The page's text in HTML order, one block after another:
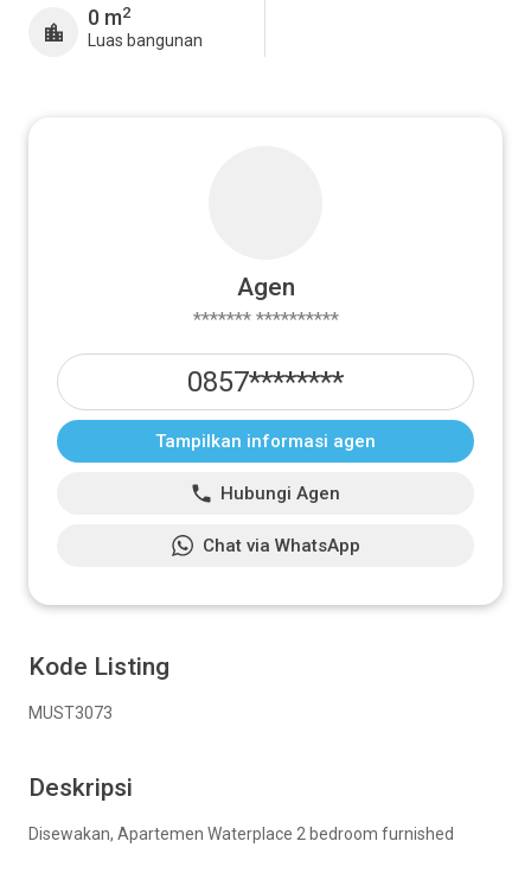
0 m2
Luas bangunan
Kode Listing
MUST3073
Deskripsi
Disewakan, Apartemen Waterplace 2 bedroom furnished
Agen
******* **********
0857********
Tampilkan informasi agen
Hubungi Agen
Chat via WhatsApp